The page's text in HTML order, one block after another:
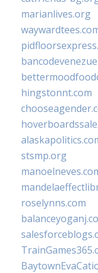
marianlives.org
hingstonnt.com
stsmp.org
roselynns.com